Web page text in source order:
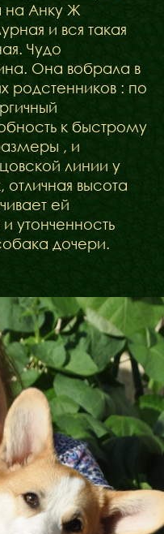
на Анку Ж
и вся такая
Чудо
Она вобрала в
родстенников : по
к быстрому
, и
линии у
отличная высота
ей
утонченность
дочери.